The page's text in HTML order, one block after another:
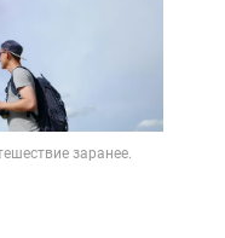
заранее.